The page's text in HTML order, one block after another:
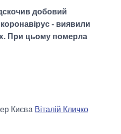
добовий
- виявили
При цьому померла
Києва Віталій Кличко